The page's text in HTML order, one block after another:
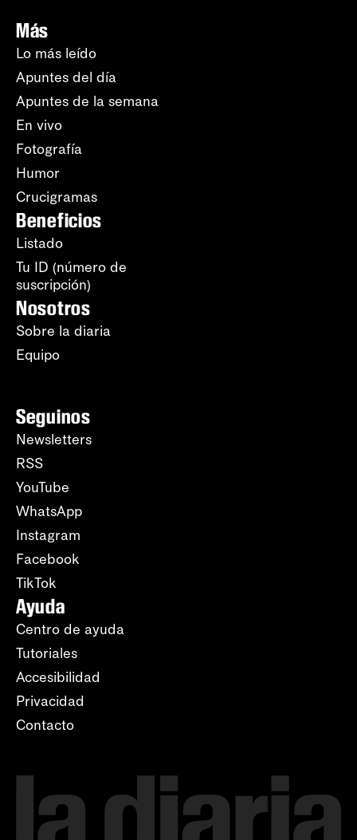
Más
Lo más leído
Apuntes del día
Apuntes de la semana
En vivo
Fotografía
Humor
Crucigramas
Beneficios
Listado
Tu ID (número de
suscripción)
Nosotros
Sobre la diaria
Equipo
Seguinos
Newsletters
RSS
YouTube
WhatsApp
Instagram
Facebook
TikTok
Ayuda
Centro de ayuda
Tutoriales
Accesibilidad
Privacidad
Contacto